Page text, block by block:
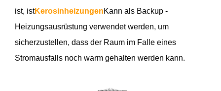
ist, istKerosinheizungenKann als Backup -
Heizungsausrüstung verwendet werden, um
sicherzustellen, dass der Raum im Falle eines
Stromausfalls noch warm gehalten werden kann.